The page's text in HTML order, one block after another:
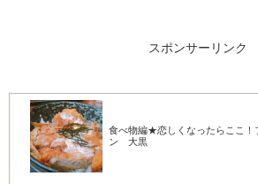
スポンサーリンク
食べ物編★恋しくなったらここ！
ン 大黒